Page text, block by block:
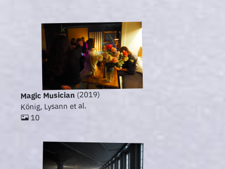
Magic Musician (2019)
König, Lysann et al.
10